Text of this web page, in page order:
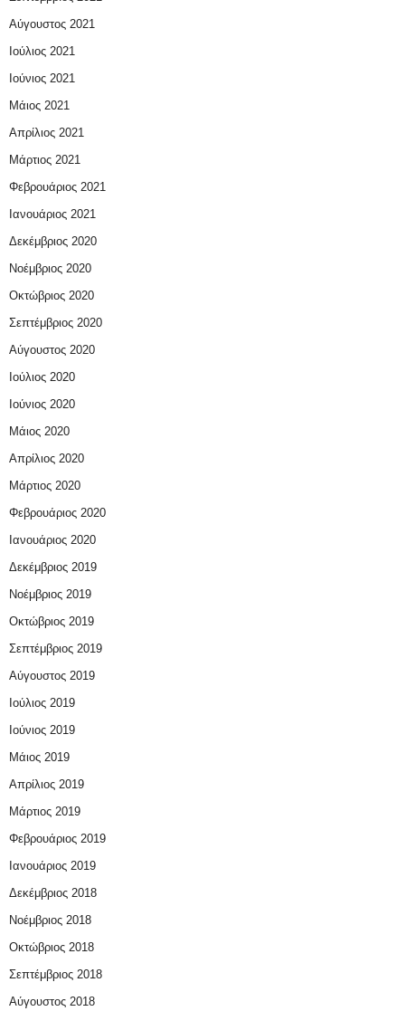
Αύγουστος 2021
Ιούλιος 2021
Ιούνιος 2021
Μάιος 2021
Απρίλιος 2021
Μάρτιος 2021
Φεβρουάριος 2021
Ιανουάριος 2021
Δεκέμβριος 2020
Νοέμβριος 2020
Οκτώβριος 2020
Σεπτέμβριος 2020
Αύγουστος 2020
Ιούλιος 2020
Ιούνιος 2020
Μάιος 2020
Απρίλιος 2020
Μάρτιος 2020
Φεβρουάριος 2020
Ιανουάριος 2020
Δεκέμβριος 2019
Νοέμβριος 2019
Οκτώβριος 2019
Σεπτέμβριος 2019
Αύγουστος 2019
Ιούλιος 2019
Ιούνιος 2019
Μάιος 2019
Απρίλιος 2019
Μάρτιος 2019
Φεβρουάριος 2019
Ιανουάριος 2019
Δεκέμβριος 2018
Νοέμβριος 2018
Οκτώβριος 2018
Σεπτέμβριος 2018
Αύγουστος 2018